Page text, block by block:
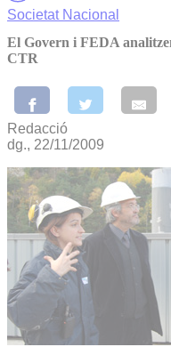
Societat Nacional
El Govern i FEDA
CTR
Redacció
dg., 22/11/2009